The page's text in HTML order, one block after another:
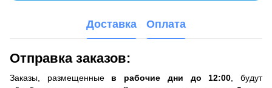
Доставка Оплата
Отправка заказов:
Заказы, размещенные в рабочие дни до 12:00 , будут